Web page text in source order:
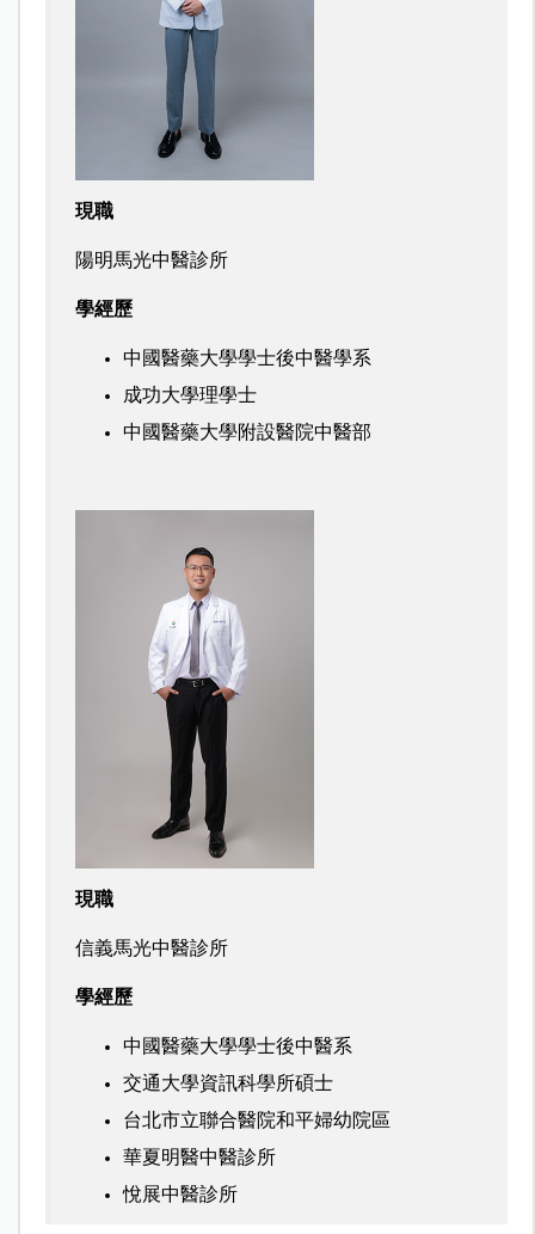
現職
陽明馬光中醫診所
學經歷
中國醫藥大學學士後中醫學系
成功大學理學士
中國醫藥大學附設醫院中醫部
現職
信義馬光中醫診所
學經歷
中國醫藥大學學士後中醫系
交通大學資訊科學所碩士
台北市立聯合醫院和平婦幼院區
華夏明醫中醫診所
悅展中醫診所